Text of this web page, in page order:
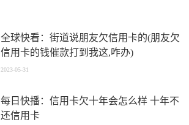
全球快看：街道说朋友欠信用卡的(朋友欠
信用卡的钱催款打到我这,咋办)
2023-05-31
每日快播：信用卡欠十年会怎么样 十年不
还信用卡